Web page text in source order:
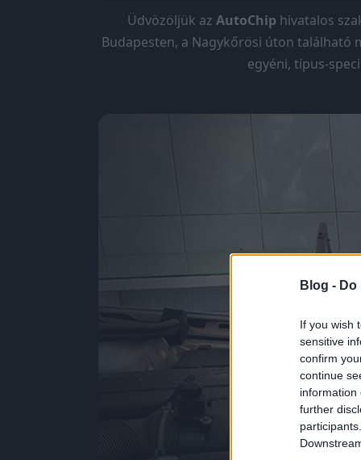
Blog -
If you wish
sensitive
confirm
continue
information
further
Üdvözöljük az AutoChip hivatalos
Budapesten, a Nagykőrösi úton található
egyéni, típus-